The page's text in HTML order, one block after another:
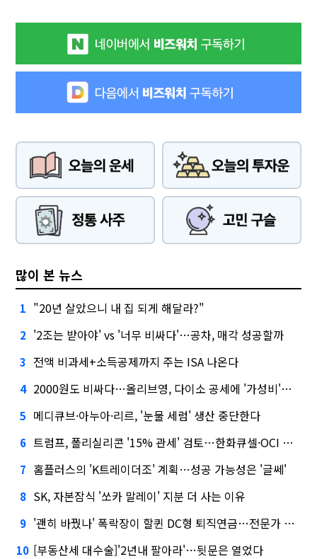
많이 본 뉴스
1 "20년 살았으니 내 집 되게 해달라?"
2 '2조는 받아야' vs '너무 비싸다'…공차, 매각 성공할까
3 전액 비과세+소득공제까지 주는 ISA 나온다
4 2000원도 비싸다…올리브영, 다이소 공세에 '가성비'로 맞불
5 메디큐브·아누아·리르, '눈물 세럼' 생산 중단한다
6 트럼프, 폴리실리콘 '15% 관세' 검토…한화큐셀·OCI 영향은?
7 홈플러스의 'K트레이더조' 계획…성공 가능성은 '글쎄'
8 SK, 자본잠식 '쏘카 말레이' 지분 더 사는 이유
9 '괜히 바꿨나' 폭락장이 할퀸 DC형 퇴직연금…전문가 조언은
10 [부동산세 대수술]'2년내 팔아라'…뒷문은 열었다